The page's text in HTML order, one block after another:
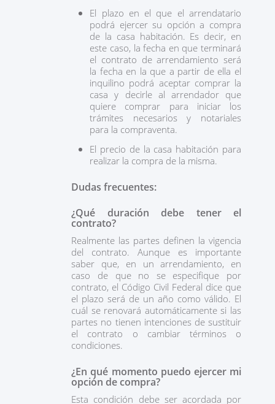
El plazo en el que el arrendatario
podrá ejercer su opción a compra
de la casa habitación. Es decir, en
este caso, la fecha en que terminará
el contrato de arrendamiento será
la fecha en la que a partir de ella el
inquilino podrá aceptar comprar la
casa y decirle al arrendador que
quiere comprar para iniciar los
trámites necesarios y notariales
para la compraventa.
El precio de la casa habitación para
realizar la compra de la misma.
Dudas frecuentes:
¿Qué duración debe tener el
contrato?
Realmente las partes definen la vigencia
del contrato. Aunque es importante
saber que, en un arrendamiento, en
caso de que no se especifique por
contrato, el Código Civil Federal dice que
el plazo será de un año como válido. El
cuál se renovará automáticamente si las
partes no tienen intenciones de sustituir
el contrato o cambiar términos o
condiciones.
¿En qué momento puedo ejercer mi
opción de compra?
Esta condición debe ser acordada por